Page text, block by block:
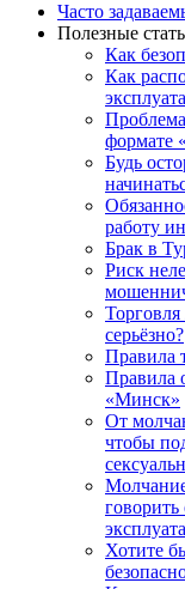
Часто
Полезные
Как
Как
формате
Будь
работу
Брак в
Риск
серьёзно?
Правила
Правила
«Минск»
От
чтобы
Хотите